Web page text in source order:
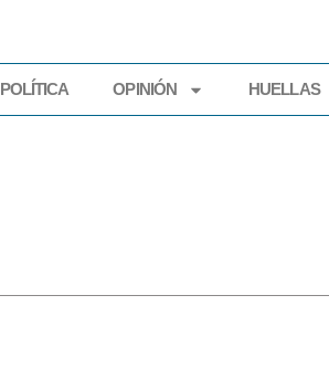
POLÍTICA OPINIÓN HUELLAS